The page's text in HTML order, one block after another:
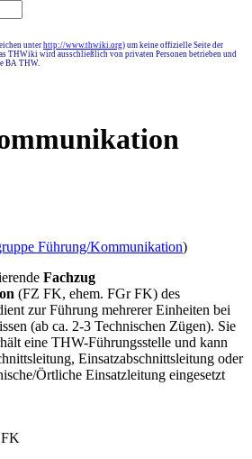
unter http://www.thwiki.org) um keine offizielle Seite der
THWiki wird ausschließlich von privaten Personen betrieben und
BA THW.
Führung/Kommunikation)
Fachzug
(FZ FK, ehem. FGr FK) des
zur Führung mehrerer Einheiten bei
(ab ca. 2-3 Technischen Zügen). Sie
eine THW-Führungsstelle und kann
Einsatzabschnittsleitung oder
Örtliche Einsatzleitung eingesetzt